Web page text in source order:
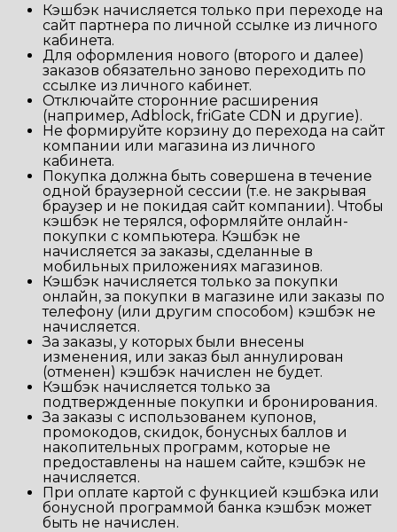
Кэшбэк начисляется только при переходе на
сайт партнера по личной ссылке из личного
кабинета.
Для оформления нового (второго и далее)
заказов обязательно заново переходить по
ссылке из личного кабинет.
Отключайте сторонние расширения
(например, Adblock, friGate CDN и другие).
Не формируйте корзину до перехода на сайт
компании или магазина из личного
кабинета.
Покупка должна быть совершена в течение
одной браузерной сессии (т.е. не закрывая
браузер и не покидая сайт компании). Чтобы
кэшбэк не терялся, оформляйте онлайн-
покупки с компьютера. Кэшбэк не
начисляется за заказы, сделанные в
мобильных приложениях магазинов.
Кэшбэк начисляется только за покупки
онлайн, за покупки в магазине или заказы по
телефону (или другим способом) кэшбэк не
начисляется.
За заказы, у которых были внесены
изменения, или заказ был аннулирован
(отменен) кэшбэк начислен не будет.
Кэшбэк начисляется только за
подтвержденные покупки и бронирования.
За заказы с использованем купонов,
промокодов, скидок, бонусных баллов и
накопительных программ, которые не
предоставлены на нашем сайте, кэшбэк не
начисляется.
При оплате картой с функцией кэшбэка или
бонусной программой банка кэшбэк может
быть не начислен.